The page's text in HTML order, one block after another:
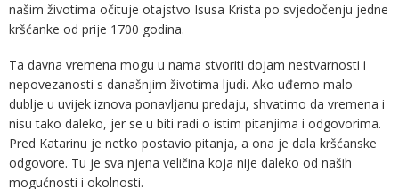
našim životima očituje otajstvo Isusa Krista po svjedočenju jedne
kršćanke od prije 1700 godina.
Ta davna vremena mogu u nama stvoriti dojam nestvarnosti i
nepovezanosti s današnjim životima ljudi. Ako uđemo malo
dublje u uvijek iznova ponavljanu predaju, shvatimo da vremena i
nisu tako daleko, jer se u biti radi o istim pitanjima i odgovorima.
Pred Katarinu je netko postavio pitanja, a ona je dala kršćanske
odgovore. Tu je sva njena veličina koja nije daleko od naših
mogućnosti i okolnosti.